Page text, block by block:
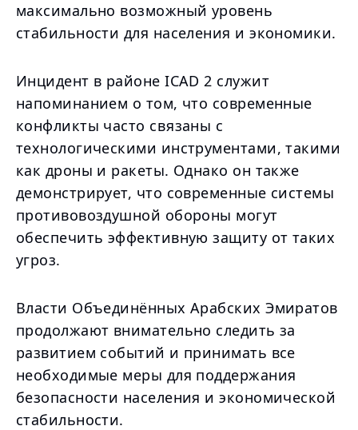
максимально возможный уровень
стабильности для населения и экономики.
Инцидент в районе ICAD 2 служит
напоминанием о том, что современные
конфликты часто связаны с
технологическими инструментами, такими
как дроны и ракеты. Однако он также
демонстрирует, что современные системы
противовоздушной обороны могут
обеспечить эффективную защиту от таких
угроз.
Власти Объединённых Арабских Эмиратов
продолжают внимательно следить за
развитием событий и принимать все
необходимые меры для поддержания
безопасности населения и экономической
стабильности.